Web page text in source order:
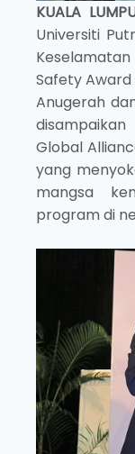
KUALA
Universiti
Safety Award
Anugerah
Global
yang
mangsa
program di